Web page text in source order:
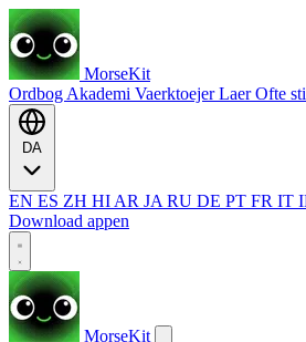
MorseKit
Ordbog Akademi VaerktoejerLaerOfte
EN ES ZH HI AR JA RU DE PT FR IT
Download appen
MorseKit